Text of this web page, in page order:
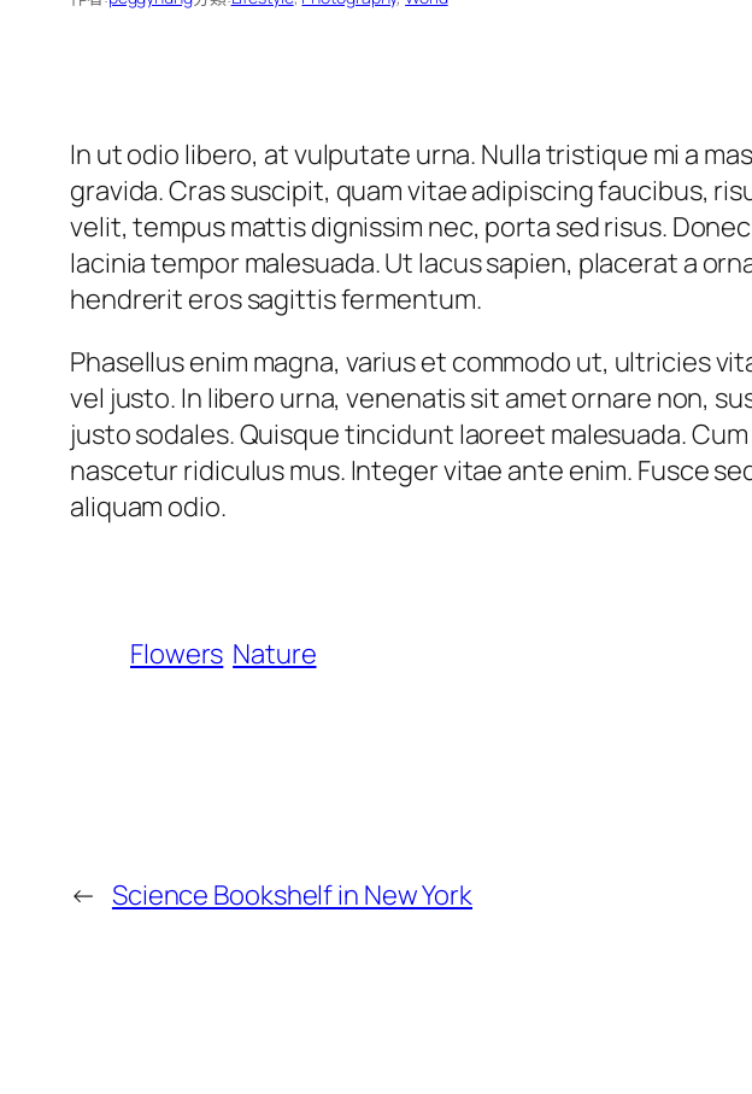
In ut odio libero, at vulputate urna. Nulla tristique mi a
gravida. Cras suscipit, quam vitae adipiscing faucibus,
velit, tempus mattis dignissim nec, porta sed risus.
lacinia tempor malesuada. Ut lacus sapien, placerat a
hendrerit eros sagittis fermentum.
Phasellus enim magna, varius et commodo ut, ultricies
vel justo. In libero urna, venenatis sit amet ornare non,
justo sodales. Quisque tincidunt laoreet malesuada.
nascetur ridiculus mus. Integer vitae ante enim. Fusce
aliquam odio.
Flowers Nature
← Science Bookshelf in New York